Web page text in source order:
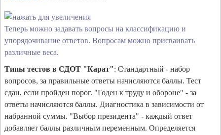
Теперь можно задавать вопросы на классификацию и
упорядочивание ответов. Вопросам можно присваивать
различные веса.
Типы тестов в СДОТ "Карат": Стандартный - набор
вопросов, за правильные ответы начисляются баллы. Тест
сдан, если пройден порог. "Годен к труду и обороне" - за
ответы начисляются баллы. Диагностика в зависимости от
набранной суммы. "Выбор президента" - каждый ответ
добавляет баллы различным переменным. Определяется